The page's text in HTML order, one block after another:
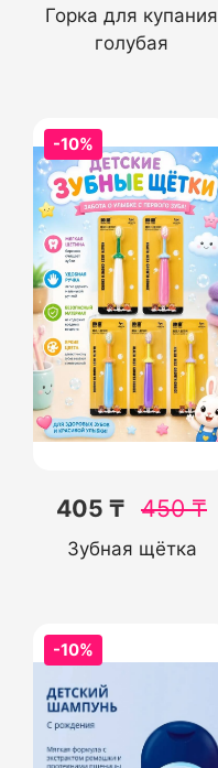
Горка для купания
голубая
-10%
405 ₸ 450₸
Зубная щётка
-10%